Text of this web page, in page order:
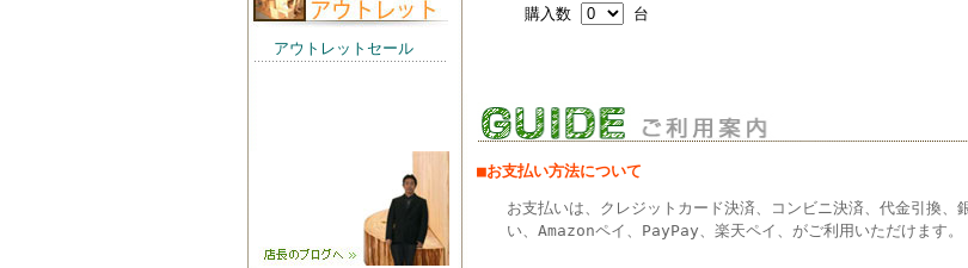
アウトレットセール
購入数
台
■お支払い方法について
お支払いは、クレジットカード決済、コンビニ決済、代金引換、
い、Amazonペイ、PayPay、楽天ペイ、がご利用いただけます。